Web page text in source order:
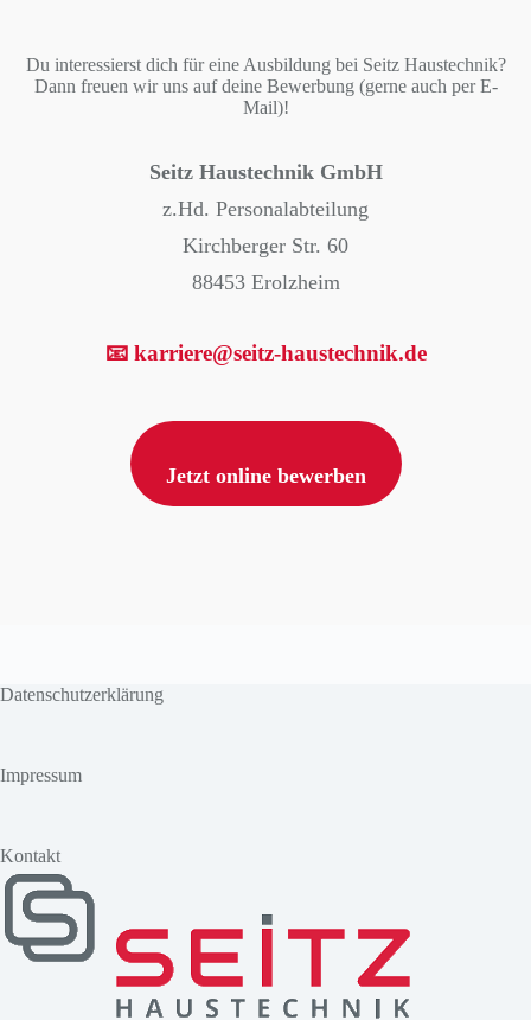
Du interessierst dich für eine Ausbildung bei Seitz Haustechnik?
Dann freuen wir uns auf deine Bewerbung (gerne auch per E-
Mail)!
Seitz Haustechnik GmbH
z.Hd. Personalabteilung
Kirchberger Str. 60
88453 Erolzheim
📧 karriere@seitz-haustechnik.de
Jetzt online bewerben
Datenschutzerklärung
Impressum
Kontakt